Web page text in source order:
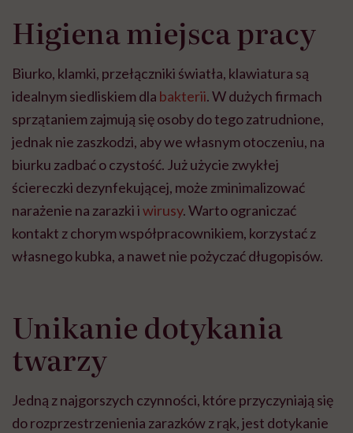
Higiena miejsca pracy
Biurko, klamki, przełączniki światła, klawiatura są
idealnym siedliskiem dla bakterii. W dużych firmach
sprzątaniem zajmują się osoby do tego zatrudnione,
jednak nie zaszkodzi, aby we własnym otoczeniu, na
biurku zadbać o czystość. Już użycie zwykłej
ściereczki dezynfekującej, może zminimalizować
narażenie na zarazki iwirusy. Warto ograniczać
kontakt z chorym współpracownikiem, korzystać z
własnego kubka, a nawet nie pożyczać długopisów.
Unikanie dotykania
twarzy
Jedną z najgorszych czynności, które przyczyniają się
do rozprzestrzenienia zarazków z rąk, jest dotykanie